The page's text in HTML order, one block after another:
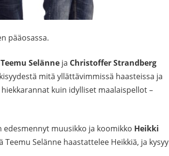
pääosassa.
Teemu Selänne ja Christoffer Strandberg
mitä yllättävimmissä haasteissa ja
kuin idylliset maalaispellot –
edesmennyt muusikko ja koomikko Heikki
Selänne haastattelee Heikkiä, ja kysyy